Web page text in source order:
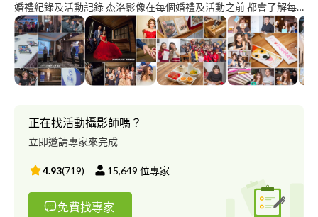
婚禮紀錄及活動記錄 杰洛影像在每個婚禮及活動之前 都會了解每
個活動細項流程需要記錄的重點 為您的婚禮及活動留下最完整的
回憶及時光。 商業拍攝(人像拍攝、食物拍攝、商品拍攝等) 杰洛影
像重視拍攝前與客戶的細節溝通 以達到客戶想達成的影像呈現效
果 微電影(短片)拍攝 杰洛影像積極參與腳本討論溝通 適時提出在
拍攝上細節建議給客戶參考 並執行拍攝及後製剪接，完成客戶影
隊最優質拍攝製作服務及積極的服務態度 ------------------------------
-------------------------------------- 粉絲頁
https://www.facebook.com/ImageofWonderful/ 影音網站
https://vimeo.com/user23516675 電子書網站(婚禮攝影、活動記
錄) https://issuu.com/zeroplusimage 平面作品(活動記錄)
https://ppt.cc/fV1H5x 平面作品(商業拍攝) https://ppt.cc/f4QgFx
--------------------------------------------------------------------
正在找活動攝影師嗎？
立即邀請專家來完成
4.93(719) 15,649 位專家
免費找專家